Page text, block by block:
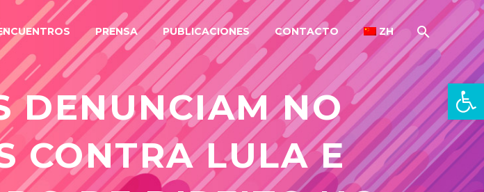
PRENSA PUBLICACIONES CONTACTO ZH
DENUNCIAM NO
CONTRA LULA E